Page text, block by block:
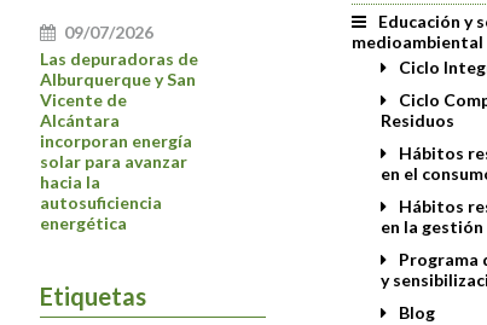
09/07/2026
Las depuradoras de
Alburquerque y San
Vicente de
Alcántara
incorporan energía
solar para avanzar
hacia la
autosuficiencia
energética
Etiquetas
Educación y
medioambiental
Ciclo
Ciclo
Residuos
Hábitos
en el
Hábitos
en la
Programa
y
Blog